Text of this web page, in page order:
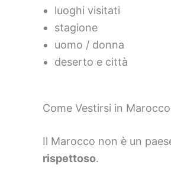
luoghi visitati
stagione
uomo / donna
deserto e città
Come Vestirsi in
Il Marocco non è un
rispettoso.